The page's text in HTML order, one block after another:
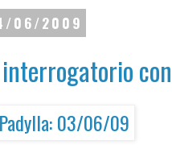
06/2009